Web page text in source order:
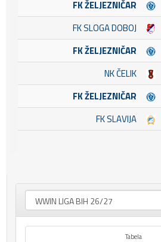
FK ŽELJEZNIČAR
FK SLOGA DOBOJ
FK ŽELJEZNIČAR
NK ČELIK
FK ŽELJEZNIČAR
FK SLAVIJA
Tabela